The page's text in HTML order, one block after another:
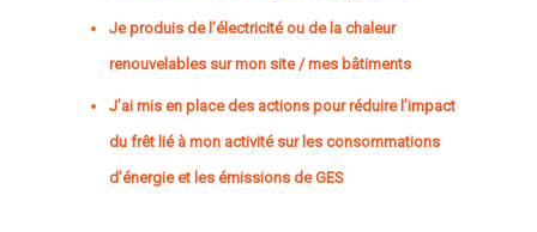
Je produis de l’électricité ou de la chaleur
renouvelables sur mon site / mes bâtiments
J’ai mis en place des actions pour réduire l’impact
du frêt lié à mon activité sur les consommations
d’énergie et les émissions de GES